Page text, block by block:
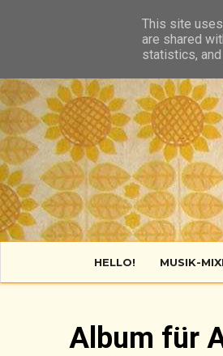
HELLO! MUSIK-
Album für
This site
are shared
statistics,